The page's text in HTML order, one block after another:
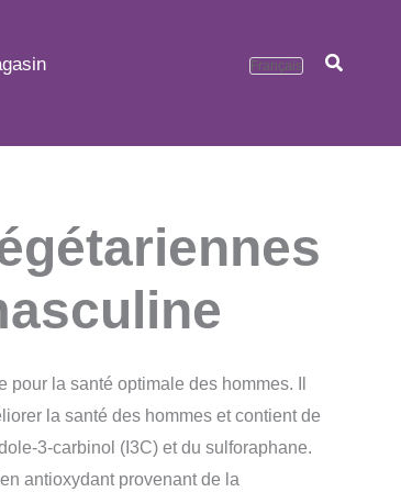
la santé optimale des hommes. Il
la santé des hommes et contient de
3-carbinol (I3C) et du sulforaphane.
antioxydant provenant de la